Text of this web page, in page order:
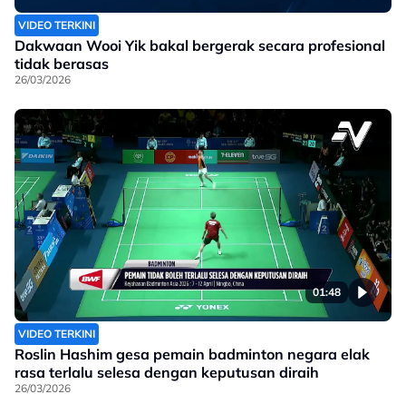
VIDEO TERKINI
Dakwaan Wooi Yik bakal bergerak secara profesional
tidak berasas
26/03/2026
01:48
VIDEO TERKINI
Roslin Hashim gesa pemain badminton negara elak
rasa terlalu selesa dengan keputusan diraih
26/03/2026